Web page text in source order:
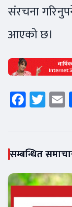
संरचना
आएको छ।
सम्बन्धित